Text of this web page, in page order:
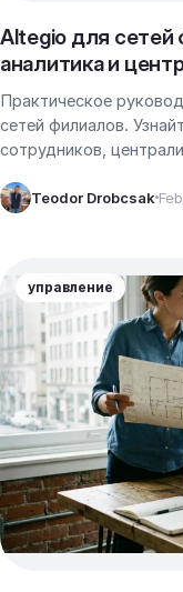
Altegio для сетей
аналитика и
Практическое
сетей филиалов.
сотрудников,
Teodor Drobcsak
управление